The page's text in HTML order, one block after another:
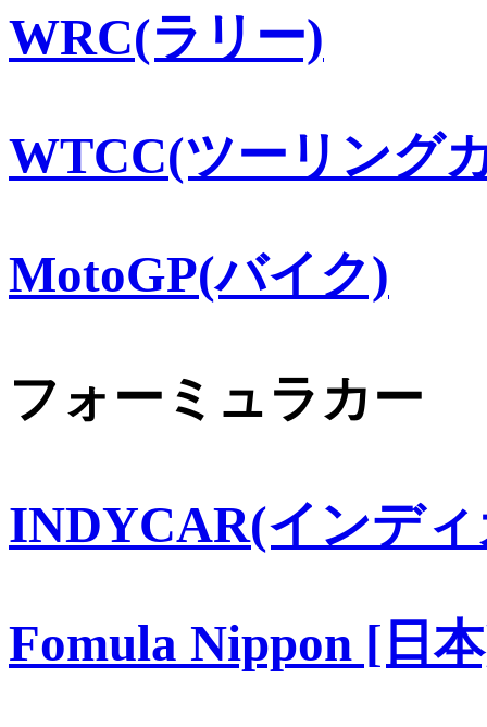
WRC(ラリー)
WTCC(ツーリング
MotoGP(バイク)
フォーミュラカー
INDYCAR(インデ
Fomula Nippon [日